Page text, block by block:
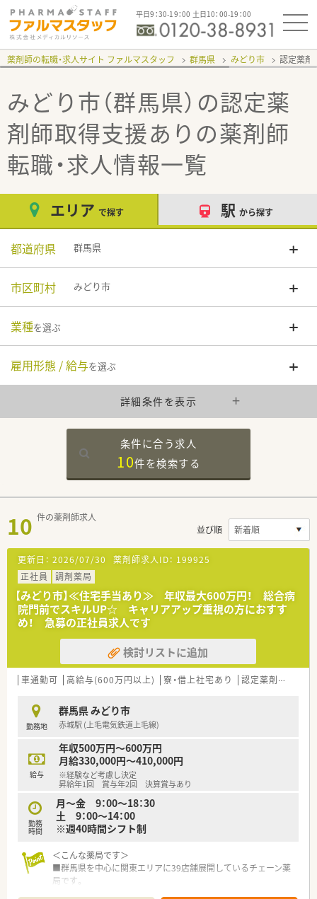
平日9：30-19：00 土日10：00-19：00
薬剤師の転職・求人サイト ファルマスタッフ 群馬県 みどり市 認定薬
みどり市（群馬県）の認定薬
剤師取得支援あり の薬剤師
転職・求人情報一覧
エリア で探す 駅 から探す
都道府県 群馬県
市区町村 みどり市
業種を選ぶ
雇用形態 / 給与を選ぶ
詳細条件を表示
条件に合う求人
10件を検索する
10 件の薬剤師求人
並び順
更新日： 2026/07/30 薬剤師求人ID： 199925
正社員
調剤薬局
【みどり市】≪住宅手当あり≫ 年収最大600万円！ 総合病
院門前でスキルUP☆ キャリアアップ重視の方におすす
め！ 急募の正社員求人です
検討リストに追加
車通勤可 高給与(600万円以上) 寮・借上社宅あり 認定薬剤師取得支援あり
勤務地
群馬県 みどり市
赤城駅 (上毛電気鉄道上毛線)
給与
年収500万円～600万円
月給330,000円～410,000円
※経験など考慮し決定
昇給年1回 賞与年2回 決算賞与あり
勤務
時間
月～金 9：00～18：30
土 9：00～14：00
※週40時間シフト制
＜こんな薬局です＞
■群馬県を中心に関東エリアに39店舗展開しているチェーン薬
局です。